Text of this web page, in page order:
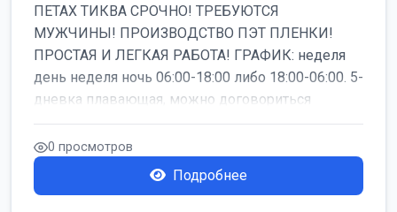
ПЕТАХ ТИКВА СРОЧНО! ТРЕБУЮТСЯ
МУЖЧИНЫ! ПРОИЗВОДСТВО ПЭТ ПЛЕНКИ!
ПРОСТАЯ И ЛЕГКАЯ РАБОТА! ГРАФИК: неделя
день неделя ночь 06:00-18:00 либо 18:00-06:00. 5-
дневка плавающая, можно договориться
работать б...
0 просмотров
Подробнее